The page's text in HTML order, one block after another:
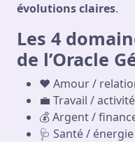
évolutions claires.
Les 4
de l’Oracle
❤️ Amour /
💼 Travail /
💰 Argent /
🩺 Santé / énergie